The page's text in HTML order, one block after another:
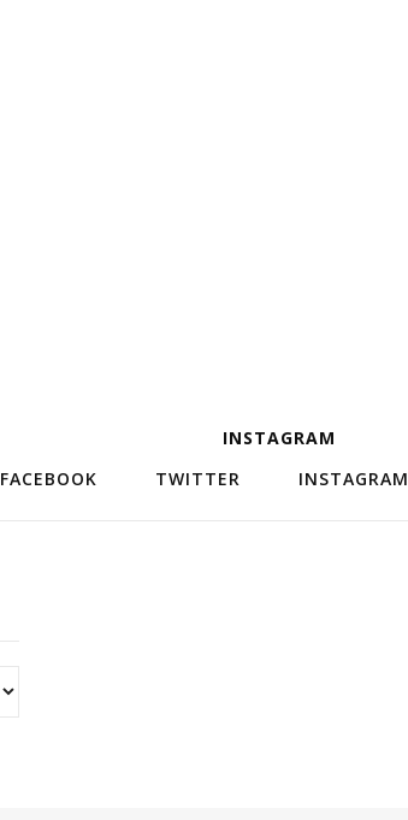
INSTAGRAM
FACEBOOK
TWITTER INSTAGRAM